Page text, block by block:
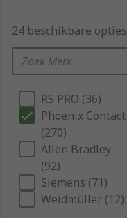
24 beschikbare opties
RS PRO (36)
Phoenix Contact
(270)
Allen Bradley
(92)
Siemens (71)
Weidmüller (12)